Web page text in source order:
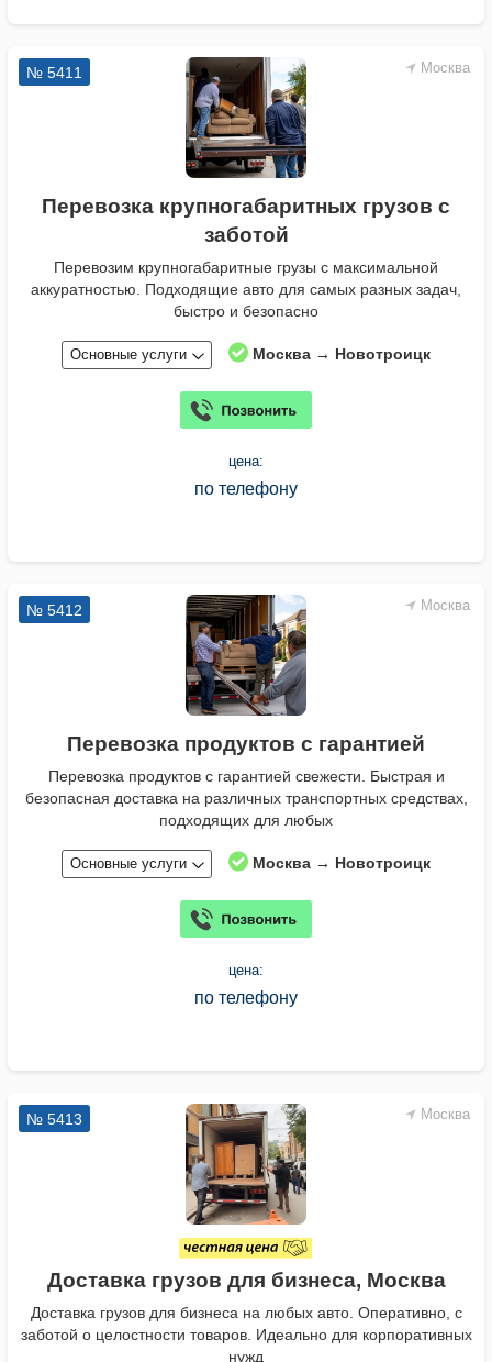
Москва
№ 5411
Перевозка крупногабаритных грузов с
заботой
Перевозим крупногабаритные грузы с максимальной
аккуратностью. Подходящие авто для самых разных задач,
быстро и безопасно
Основные услуги Москва → Новотроицк
цена:
по телефону
Москва
№ 5412
Перевозка продуктов с гарантией
Перевозка продуктов с гарантией свежести. Быстрая и
безопасная доставка на различных транспортных средствах,
подходящих для любых
Основные услуги Москва → Новотроицк
цена:
по телефону
Москва
№ 5413
Доставка грузов для бизнеса, Москва
Доставка грузов для бизнеса на любых авто. Оперативно, с
заботой о целостности товаров. Идеально для корпоративных
нужд